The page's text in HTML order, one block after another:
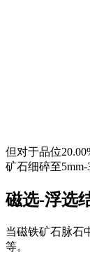
但对于品位
矿石细碎至
磁选-浮选
当磁铁矿石脉石
等。